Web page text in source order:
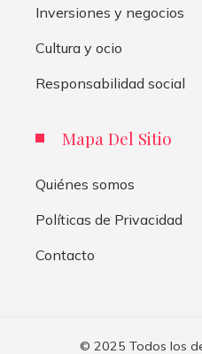
Inversiones y negocios
Cultura y ocio
Responsabilidad social
Mapa Del Sitio
Quiénes somos
Políticas de Privacidad
Contacto
© 2025 Todos los